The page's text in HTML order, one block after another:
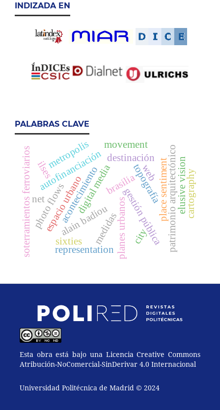
INDIZADA EN
PALABRAS CLAVE
brasilia
alain badiou
acontecimiento topografía
destinación
gestión pública
planes urbanos
espacio urbano patrimonio arquitectónico
autofinanciación
soterramientos ferroviarios medidas
digital media
photo flows place sentiment
representation
web
city
elusive vision
ilsesmetropolis
sixties
movement
net cartography
Esta obra está bajo una Licencia Creative Commons
Atribución-NoComercial-SinDerivar 4.0 Internacional
Universidad Politécnica de Madrid © 2024